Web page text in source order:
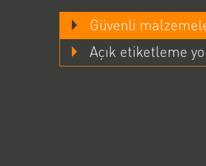
Güvenli
Açık etiketleme